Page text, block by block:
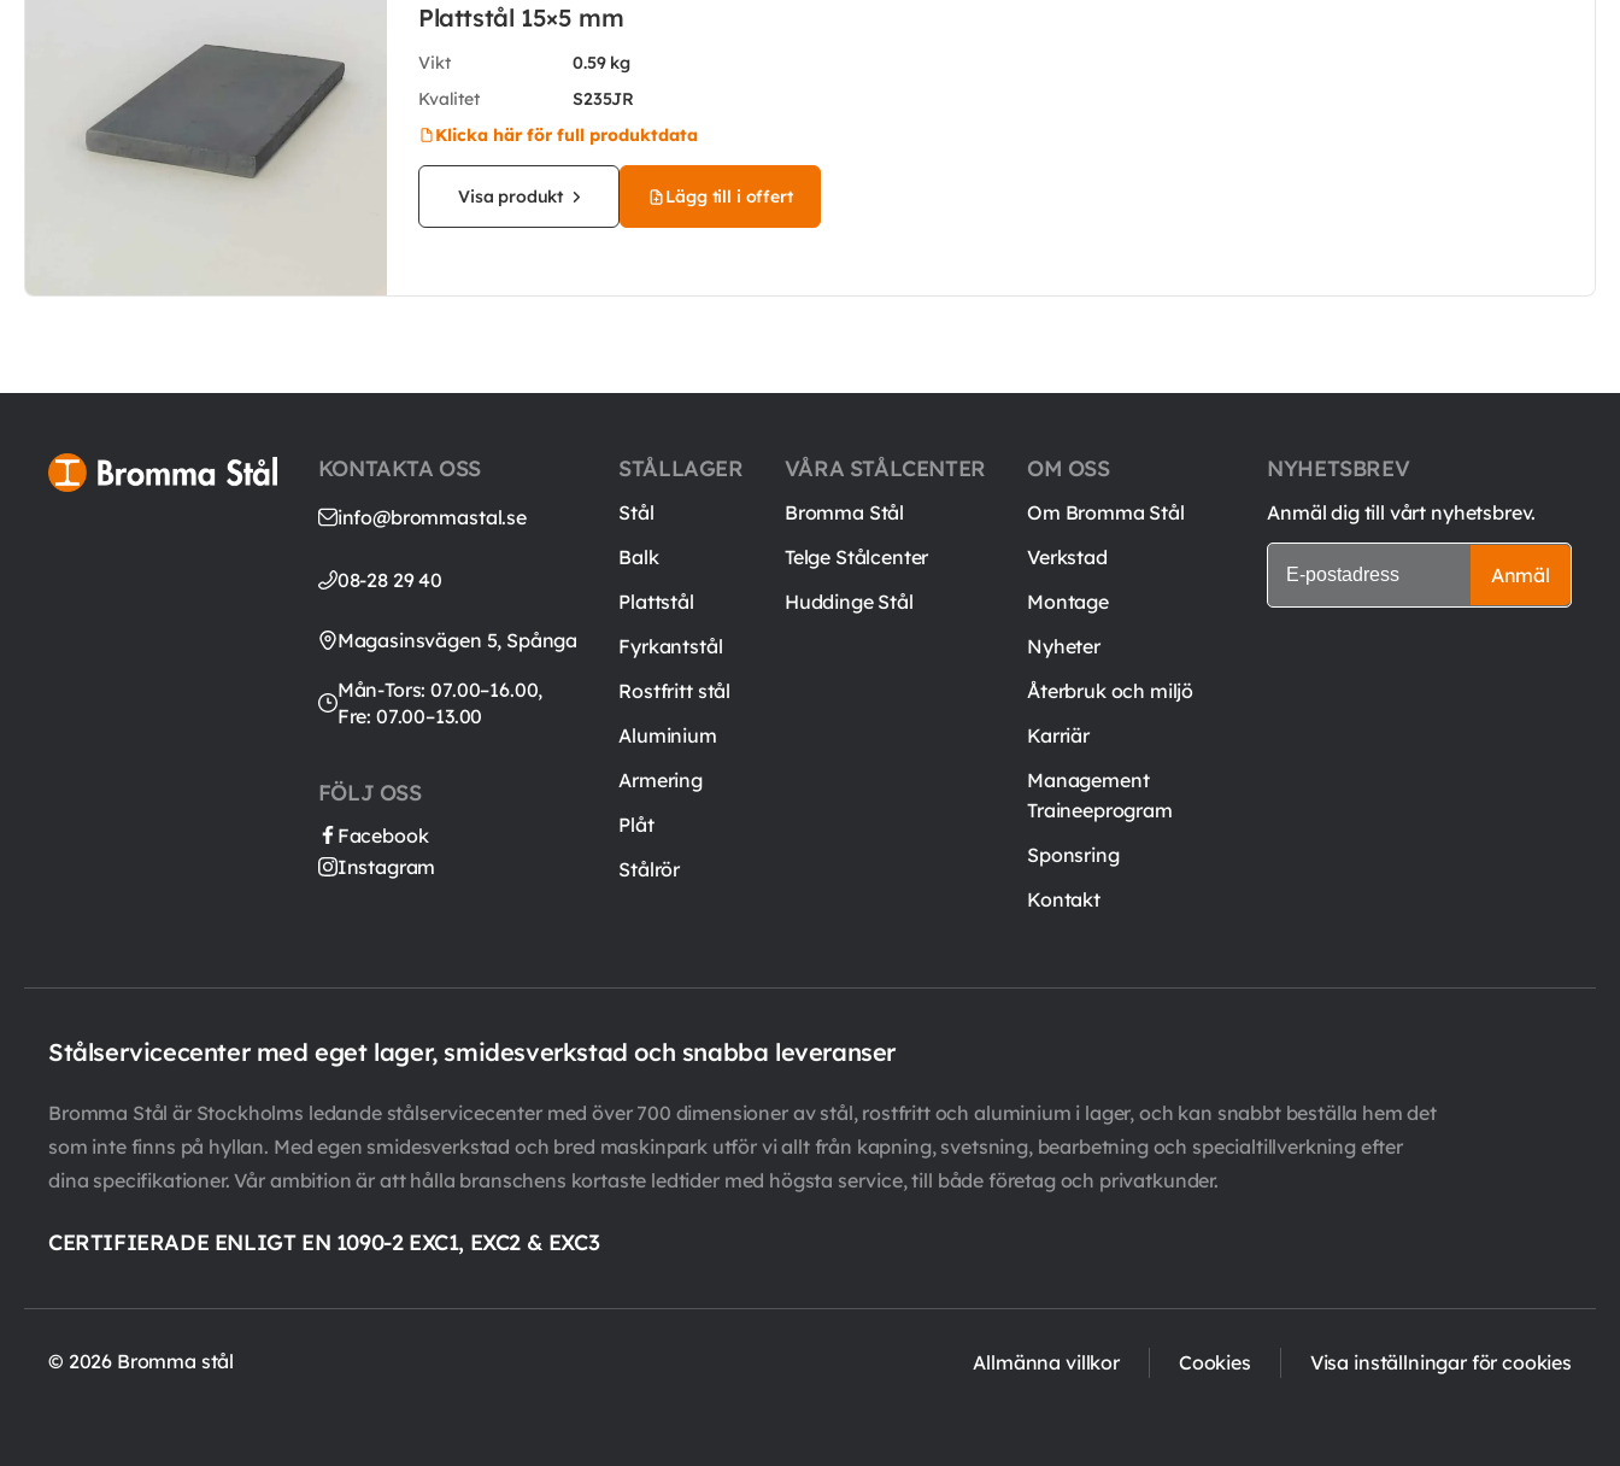
Plattstål 15×5 mm
Vikt
0.59 kg
Kvalitet
S235JR
Klicka här för full produktdata
Visa produkt Lägg till i offert
KONTAKTA OSS
info@brommastal.se
08-28 29 40
Magasinsvägen 5, Spånga
Mån-Tors: 07.00–16.00,
Fre: 07.00–13.00
FÖLJ OSS
Facebook
Instagram
STÅLLAGER
Stål
Balk
Plattstål
Fyrkantstål
Rostfritt stål
Aluminium
Armering
Plåt
Stålrör
VÅRA STÅLCENTER
Bromma Stål
Telge Stålcenter
Huddinge Stål
OM OSS
Om Bromma Stål
Verkstad
Montage
Nyheter
Återbruk och miljö
Karriär
Management
Traineeprogram
Sponsring
Kontakt
NYHETSBREV
Anmäl dig till vårt nyhetsbrev.
Anmäl
Stålservicecenter med eget lager, smidesverkstad och snabba leveranser
Bromma Stål är Stockholms ledande stålservicecenter med över 700 dimensioner av stål, rostfritt och aluminium i lager, och kan snabbt beställa hem det
som inte finns på hyllan. Med egen smidesverkstad och bred maskinpark utför vi allt från kapning, svetsning, bearbetning och specialtillverkning efter
dina specifikationer. Vår ambition är att hålla branschens kortaste ledtider med högsta service, till både företag och privatkunder.
CERTIFIERADE ENLIGT EN 1090-2 EXC1, EXC2 & EXC3
© 2026 Bromma stål Allmänna villkor Cookies Visa inställningar för cookies